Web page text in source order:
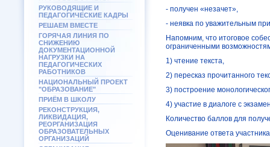
РУКОВОДЯЩИЕ И
ПЕДАГОГИЧЕСКИЕ КАДРЫ
РЕШАЕМ ВМЕСТЕ
ГОРЯЧАЯ ЛИНИЯ ПО
СНИЖЕНИЮ
ДОКУМЕНТАЦИОННОЙ
НАГРУЗКИ НА
ПЕДАГОГИЧЕСКИХ
РАБОТНИКОВ
НАЦИОНАЛЬНЫЙ ПРОЕКТ
"ОБРАЗОВАНИЕ"
ПРИЁМ В ШКОЛУ
РЕКОНСТРУКЦИЯ,
ЛИКВИДАЦИЯ,
РЕОРГАНИЗАЦИЯ
ОБРАЗОВАТЕЛЬНЫХ
ОРГАНИЗАЦИЙ
- получен «незачет»,
- неявка по уважительным
Напомним, что итоговое
ограниченными
1) чтение текста,
2) пересказ прочитанного
3) построение
4) участие в диалоге с
Количество баллов для
Оценивание ответа